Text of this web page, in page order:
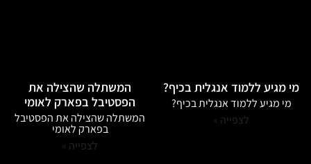
מי מגיע ללמוד אנגלית בכיף?
מי מגיע ללמוד אנגלית בכיף?
לצפייה »
המשתלה שהצילה את
הפסטיבל בפארק לאומי
המשתלה שהצילה את הפסטיבל
בפארק לאומי
לצפייה »